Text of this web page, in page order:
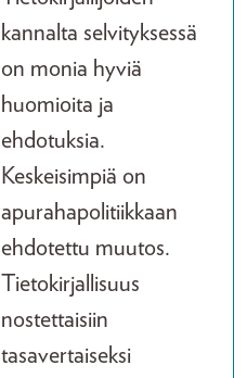
kannalta selvityksessä
on monia hyviä
huomioita ja
ehdotuksia.
Keskeisimpiä on
apurahapolitiikkaan
ehdotettu muutos.
Tietokirjallisuus
nostettaisiin
tasavertaiseksi